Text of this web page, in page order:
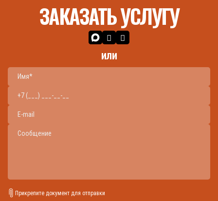
ЗАКАЗАТЬ УСЛУГУ
или
Прикрепите документ для отправки